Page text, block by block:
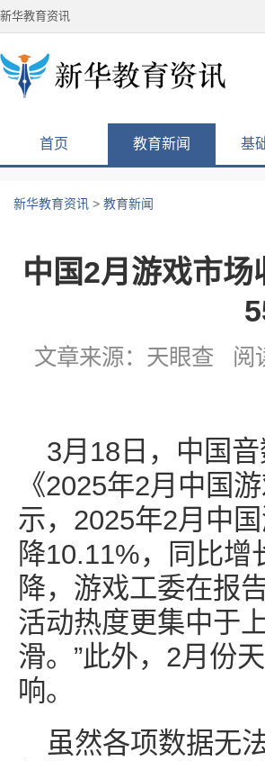
新华教育资讯
首页 教育新闻 基
新华教育资讯 > 教育新闻
中国2月游戏市
文章来源：天眼查 阅
3月18日，中国
《2025年2月中国
示，2025年2月中
降10.11%，同比
降，游戏工委在报
活动热度更集中于
滑。”此外，2月份
响。
虽然各项数据无